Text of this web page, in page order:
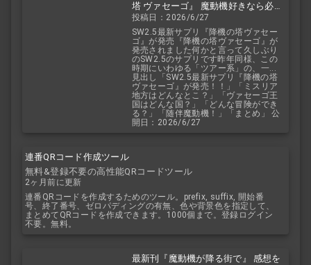
塔 ヴァセーゴ』 魔動機好きなら必
見！ 随伴魔動機と旅に出よう！
投稿日：2026/6/27
SW2.5最新サプリ『降機の塔ヴァセー
ゴ』が発売『降機の塔ヴァセーゴ』が
発売されました何かと言って久しぶり
のSW2.5のサプリです昨年同様、この
時期にいわゆる「ツアー系」の、一...
見出し「SW2.5最新サプリ『降機の塔
ヴァセーゴ』が発売！！」「ミスリア
地方はどんなとこ？」「ヴァセーゴ王
国はどんな国？」「どんな冒険ができ
る？」「随伴魔動機！」「まとめ」 公
開日：2026/6/27
連番QRコード作成ツール
無料&登録不要の高性能QRコードツール
2ヶ月前に更新
連番QRコードを作成するためのツール。prefix, suffix, 開始番
号、終了番号、ゼロパディングの有無、色や背景色を指定して、
まとめてQRコードを作成できます。1000個まで。登録ログイン
不要。無料。
最新刊『魔動機が降る街で』 感想を